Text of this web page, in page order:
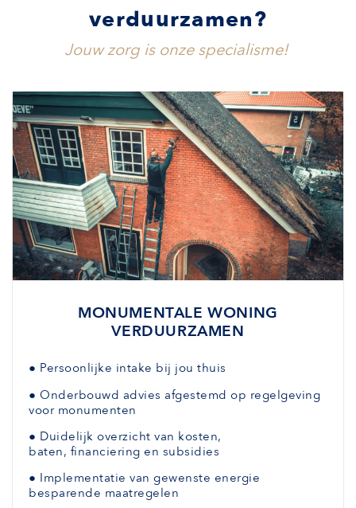
verduurzamen?
Jouw zorg is onze specialisme!
MONUMENTALE WONING
VERDUURZAMEN
● Persoonlijke intake bij jou thuis
● Onderbouwd advies afgestemd op regelgeving
voor monumenten
● Duidelijk overzicht van kosten,
baten, financiering en subsidies
● Implementatie van gewenste energie
besparende maatregelen